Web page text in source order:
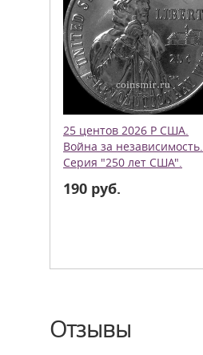
25 центов 2026 Р США.
Война за независимость.
Серия "250 лет США".
190 руб.
Отзывы